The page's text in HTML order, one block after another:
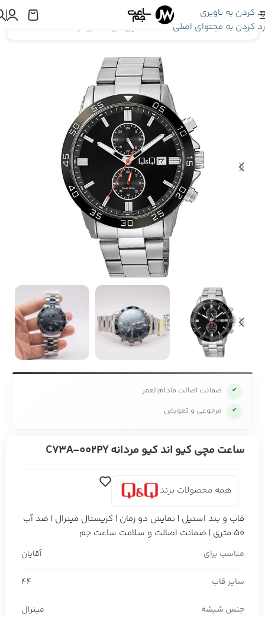
رد کردن به ناوبری
رد کردن به محتوای اصلی
اینجا هستید:ساعت Q&Q »ساعت مچی کیو اند کیو مردانه C73A-002PY
✔ ضمانت اصالت مادام‌العمر
✔ مرجوعی و تعویض
ساعت مچی کیو اند کیو مردانه C73A-002PY
همه محصولات برند
قاب و بند استیل | نمایش دو زمان | کریستال مینرال | ضد آب
50 متری | ضمانت اصالت و سلامت ساعت جم
مناسب برای آقایان
سایز قاب 44
جنس شیشه مینرال